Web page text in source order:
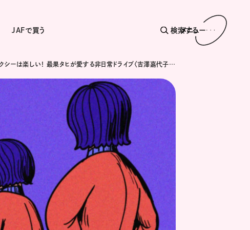
JAFで買う 検索する
メニュー
タクシーは楽しい！ 最果タヒが愛する非日常ドライブ〈吉澤嘉代子 / 地獄タクシー〉